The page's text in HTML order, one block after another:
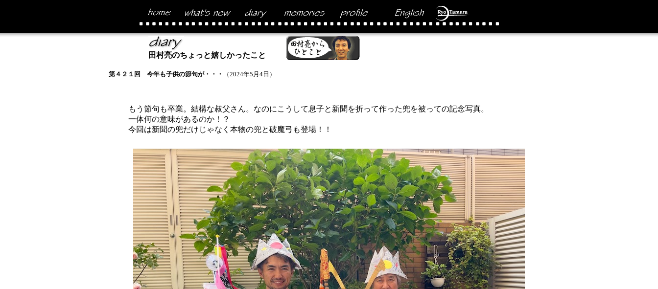
田村亮のちょっと嬉しかったこと
第４２１回 今年も子供の節句が・・・ （2024年5月4日）
もう節句も卒業。結構な叔父さん。なのにこうして息子と新聞を折って作った兜を被っての記念写真。
一体何の意味があるのか！？
今回は新聞の兜だけじゃなく本物の兜と破魔弓も登場！！